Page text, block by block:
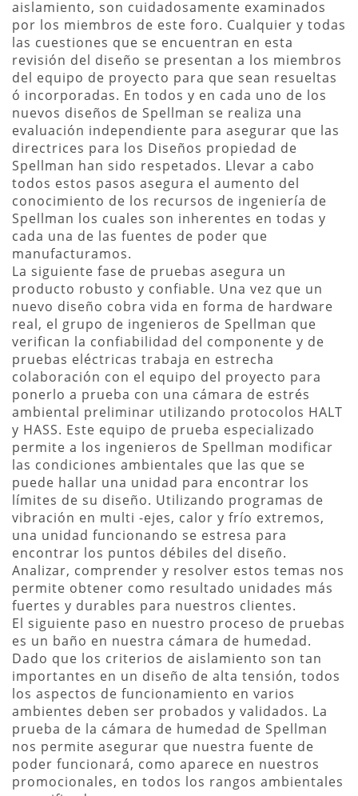
aislamiento, son cuidadosamente examinados
por los miembros de este foro. Cualquier y todas
las cuestiones que se encuentran en esta
revisión del diseño se presentan a los miembros
del equipo de proyecto para que sean resueltas
ó incorporadas. En todos y en cada uno de los
nuevos diseños de Spellman se realiza una
evaluación independiente para asegurar que las
directrices para los Diseños propiedad de
Spellman han sido respetados. Llevar a cabo
todos estos pasos asegura el aumento del
conocimiento de los recursos de ingeniería de
Spellman los cuales son inherentes en todas y
cada una de las fuentes de poder que
manufacturamos.
La siguiente fase de pruebas asegura un
producto robusto y confiable. Una vez que un
nuevo diseño cobra vida en forma de hardware
real, el grupo de ingenieros de Spellman que
verifican la confiabilidad del componente y de
pruebas eléctricas trabaja en estrecha
colaboración con el equipo del proyecto para
ponerlo a prueba con una cámara de estrés
ambiental preliminar utilizando protocolos HALT
y HASS. Este equipo de prueba especializado
permite a los ingenieros de Spellman modificar
las condiciones ambientales que las que se
puede hallar una unidad para encontrar los
límites de su diseño. Utilizando programas de
vibración en multi -ejes, calor y frío extremos,
una unidad funcionando se estresa para
encontrar los puntos débiles del diseño.
Analizar, comprender y resolver estos temas nos
permite obtener como resultado unidades más
fuertes y durables para nuestros clientes.
El siguiente paso en nuestro proceso de pruebas
es un baño en nuestra cámara de humedad.
Dado que los criterios de aislamiento son tan
importantes en un diseño de alta tensión, todos
los aspectos de funcionamiento en varios
ambientes deben ser probados y validados. La
prueba de la cámara de humedad de Spellman
nos permite asegurar que nuestra fuente de
poder funcionará, como aparece en nuestros
promocionales, en todos los rangos ambientales